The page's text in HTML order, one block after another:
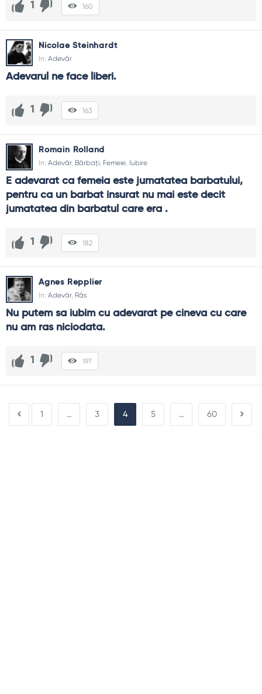
1 160
Nicolae Steinhardt
In: Adevăr
Adevarul ne face liberi.
1 163
Romain Rolland
In: Adevăr, Bărbați, Femeie, Iubire
E adevarat ca femeia este jumatatea barbatului,
pentru ca un barbat insurat nu mai este decit
jumatatea din barbatul care era .
1 182
Agnes Repplier
In: Adevăr, Râs
Nu putem sa iubim cu adevarat pe cineva cu care
nu am ras niciodata.
1 197
1 … 3 4 5 … 60